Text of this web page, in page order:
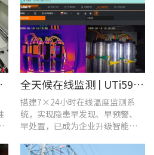
效检修 全天候在线监测 | UTi591B在线式红外热成像仪助力配电运维智能化转型
搭建7×24小时在线温度监测系
统，实现隐患早发现、早预警、
早处置，已成为企业升级智能运